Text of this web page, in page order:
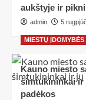
aukštyje ir
admin 5
MIESTŲ ĮDOMYBĖS
Kauno miesto
šimtukininkai
padėkos